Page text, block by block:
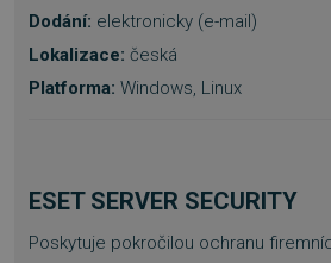
Dodání: elektronicky (e-mail)
Lokalizace: česká
Platforma: Windows, Linux
ESET SERVER SECURITY
Poskytuje pokročilou ochranu